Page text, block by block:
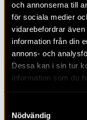
och annonserna till
för sociala medier
vidarebefordrar
information från din
annons- och
Dessa kan i sin tur
information som du
Nödvändig
RAPPORT 2017:70
Krapperups